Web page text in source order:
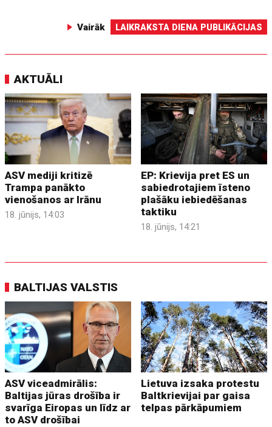
Vairāk LAIKRAKSTA DIENA PUBLIKĀCIJAS
AKTUĀLI
ASV mediji kritizē
Trampa panākto
vienošanos ar Irānu
18. jūnijs, 14:03
EP: Krievija pret ES un
sabiedrotajiem īsteno
plašāku iebiedēšanas
taktiku
18. jūnijs, 14:21
BALTIJAS VALSTIS
ASV viceadmirālis:
Baltijas jūras drošība ir
svarīga Eiropas un līdz ar
to ASV drošībai
Lietuva izsaka protestu
Baltkrievijai par gaisa
telpas pārkāpumiem